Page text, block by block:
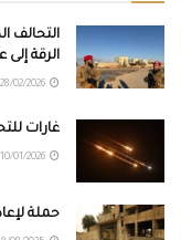
التحالف
الرقة
غارات
حملة